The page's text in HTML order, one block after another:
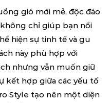
gió mới mẻ, độc đáo
chỉ giúp bạn nổi
hiện sự tinh tế và gu
này phù hợp với
nhưng vẫn muốn giữ
kết hợp giữa các yếu tố
Style tạo nên một diện